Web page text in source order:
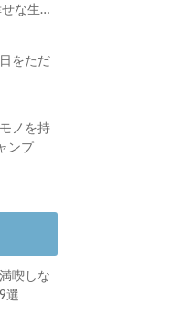
な生き
をただ
ノを持
ンプ
喫しな
選